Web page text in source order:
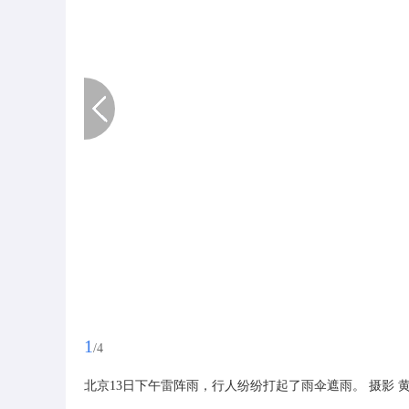
1 /4
北京13日下午雷阵雨，行人纷纷打起了雨伞遮雨。 摄影